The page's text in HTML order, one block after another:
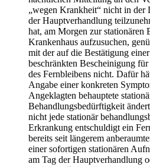
„wegen Krankheit“ nicht in der
der Hauptverhandlung
hat, am Morgen zur stationären
Krankenhaus aufzusuchen,
mit der auf die Bestätigung
beschränkten Bescheinigung
des Fernbleibens nicht. Dafür
Angabe einer konkreten
Angeklagten behauptete
Behandlungsbedürftigkeit
nicht jede stationär
Erkrankung entschuldigt ein
bereits seit längerem
einer sofortigen stationären
am Tag der Hauptverhandlung